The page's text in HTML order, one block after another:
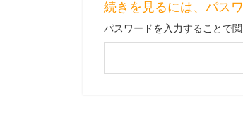
続きを見るには、パス
パスワードを入力することで閲